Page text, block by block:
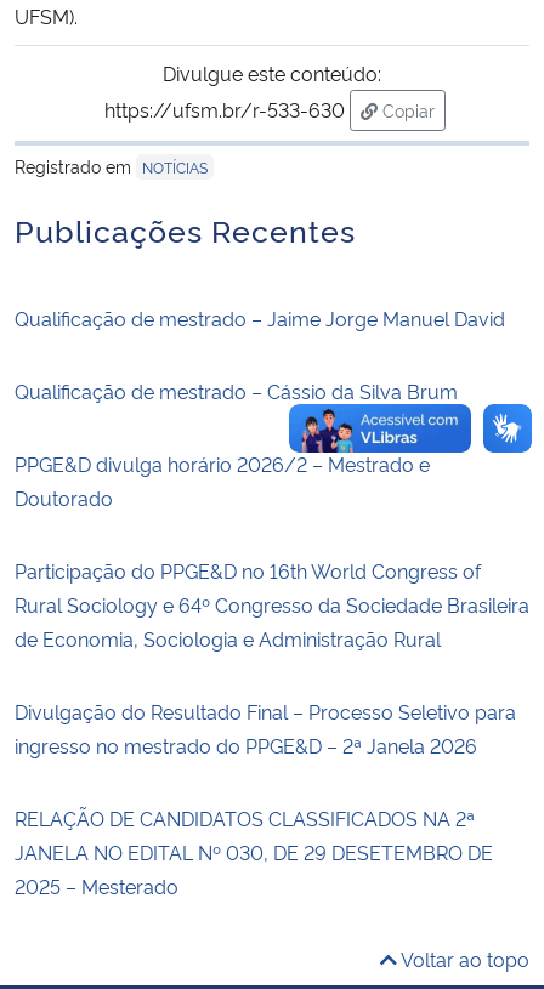
Gabinete de Segurança Institucional
Advocacia-Geral da União
Banco Central do Brasil
Planalto
UFSM).
Divulgue este conteúdo:
https://ufsm.br/r-533-630
Copiar
para área de
Registrado em
NOTÍCIAS
Publicações Recentes
Qualificação de mestrado – Jaime Jorge Manuel David
Qualificação de mestrado – Cássio da Silva Brum
PPGE&D divulga horário 2026/2 – Mestrado e
Doutorado
Participação do PPGE&D no 16th World Congress of
Rural Sociology e 64º Congresso da Sociedade Brasileira
de Economia, Sociologia e Administração Rural
Divulgação do Resultado Final – Processo Seletivo para
ingresso no mestrado do PPGE&D – 2ª Janela 2026
RELAÇÃO DE CANDIDATOS CLASSIFICADOS NA 2ª
JANELA NO EDITAL Nº 030, DE 29 DESETEMBRO DE
2025 – Mesterado
Voltar ao topo